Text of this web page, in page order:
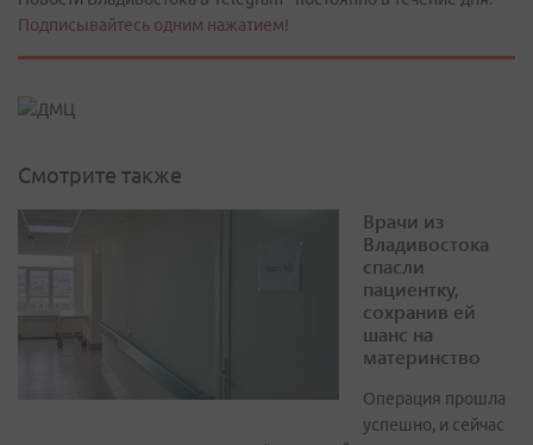
Подписывайтесь одним нажатием!
Смотрите также
Врачи из
Владивостока
спасли
пациентку,
сохранив ей
шанс на
материнство
Операция прошла
успешно, и сейчас